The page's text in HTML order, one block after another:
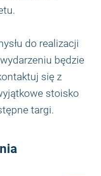
do realizacji
będzie
się z
stoisko
targi.